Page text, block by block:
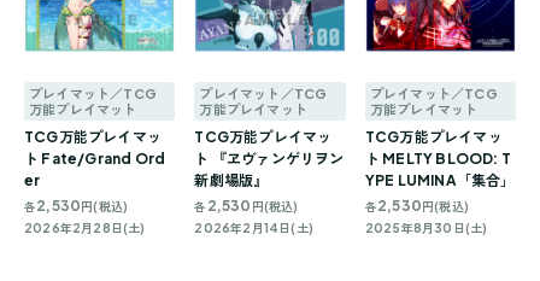
プレイマット／TCG
万能プレイマット
TCG万能プレイマッ
ト Fate/Grand Ord
er
各2,530円(税込)
2026年2月28日(土)
プレイマット／TCG
万能プレイマット
TCG万能プレイマッ
ト 『ヱヴァンゲリヲン
新劇場版』
各 2,530 円(税込)
2026年2月14日(土)
プレイマット／TCG
万能プレイマット
TCG万能プレイマッ
ト MELTY BLOOD: T
YPE LUMINA「集合」
各2,530円(税込)
2025年8月30日(土)